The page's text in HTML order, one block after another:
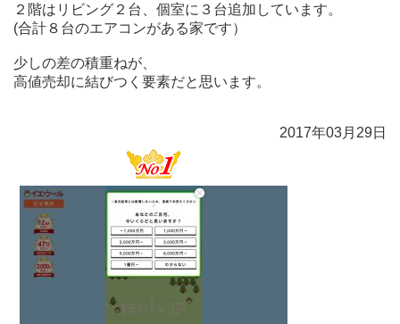
２階はリビング２台、個室に３台追加しています。
(合計８台のエアコンがある家です）
少しの差の積重ねが、
高値売却に結びつく要素だと思います。
2017年03月29日